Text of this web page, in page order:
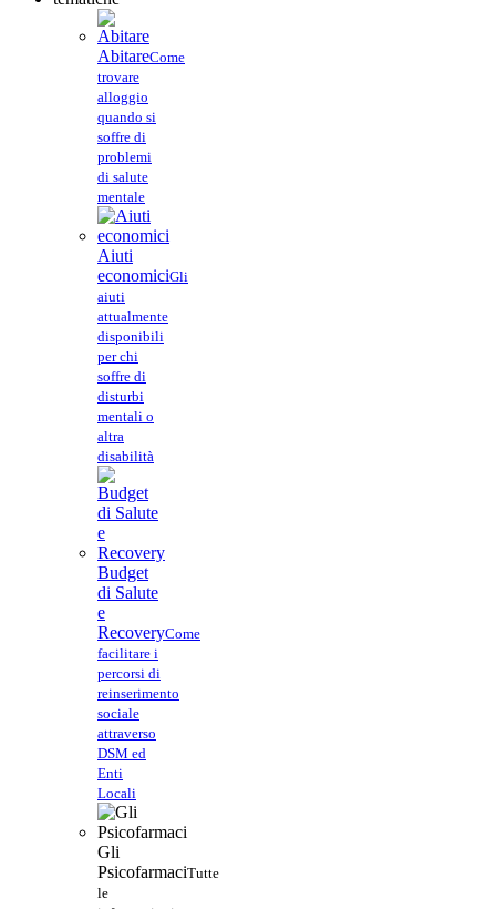
AbitareCome
trovare
alloggio
quando si
soffre di
problemi
di salute
mentale
Aiuti
economiciGli
aiuti
attualmente
disponibili
per chi
soffre di
disturbi
mentali o
altra
disabilità
Budget
di Salute
e
RecoveryCome
facilitare i
percorsi di
reinserimento
sociale
attraverso
DSM ed
Enti
Locali
Gli
PsicofarmaciTutte
le